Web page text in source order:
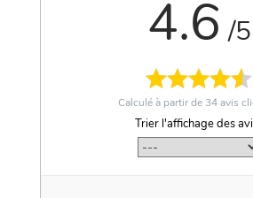
4.6 /5
Calculé à partir de 34 avis
Trier l'affichage des